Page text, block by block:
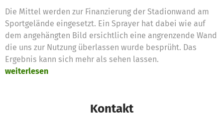
Die Mittel werden zur Finanzierung der Stadionwand am
Sportgelände eingesetzt. Ein Sprayer hat dabei wie auf
dem angehängten Bild ersichtlich eine angrenzende Wand
die uns zur Nutzung überlassen wurde besprüht. Das
Ergebnis kann sich mehr als sehen lassen.
weiterlesen
Kontakt